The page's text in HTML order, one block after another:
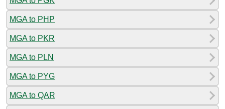
MGA to PHP
MGA to PKR
MGA to PLN
MGA to PYG
MGA to QAR